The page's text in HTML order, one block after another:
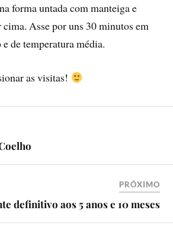
forma untada com manteiga e
Asse por uns 30 minutos em
de temperatura média.
as visitas!
PRÓXIMO
definitivo aos 5 anos e 10 meses